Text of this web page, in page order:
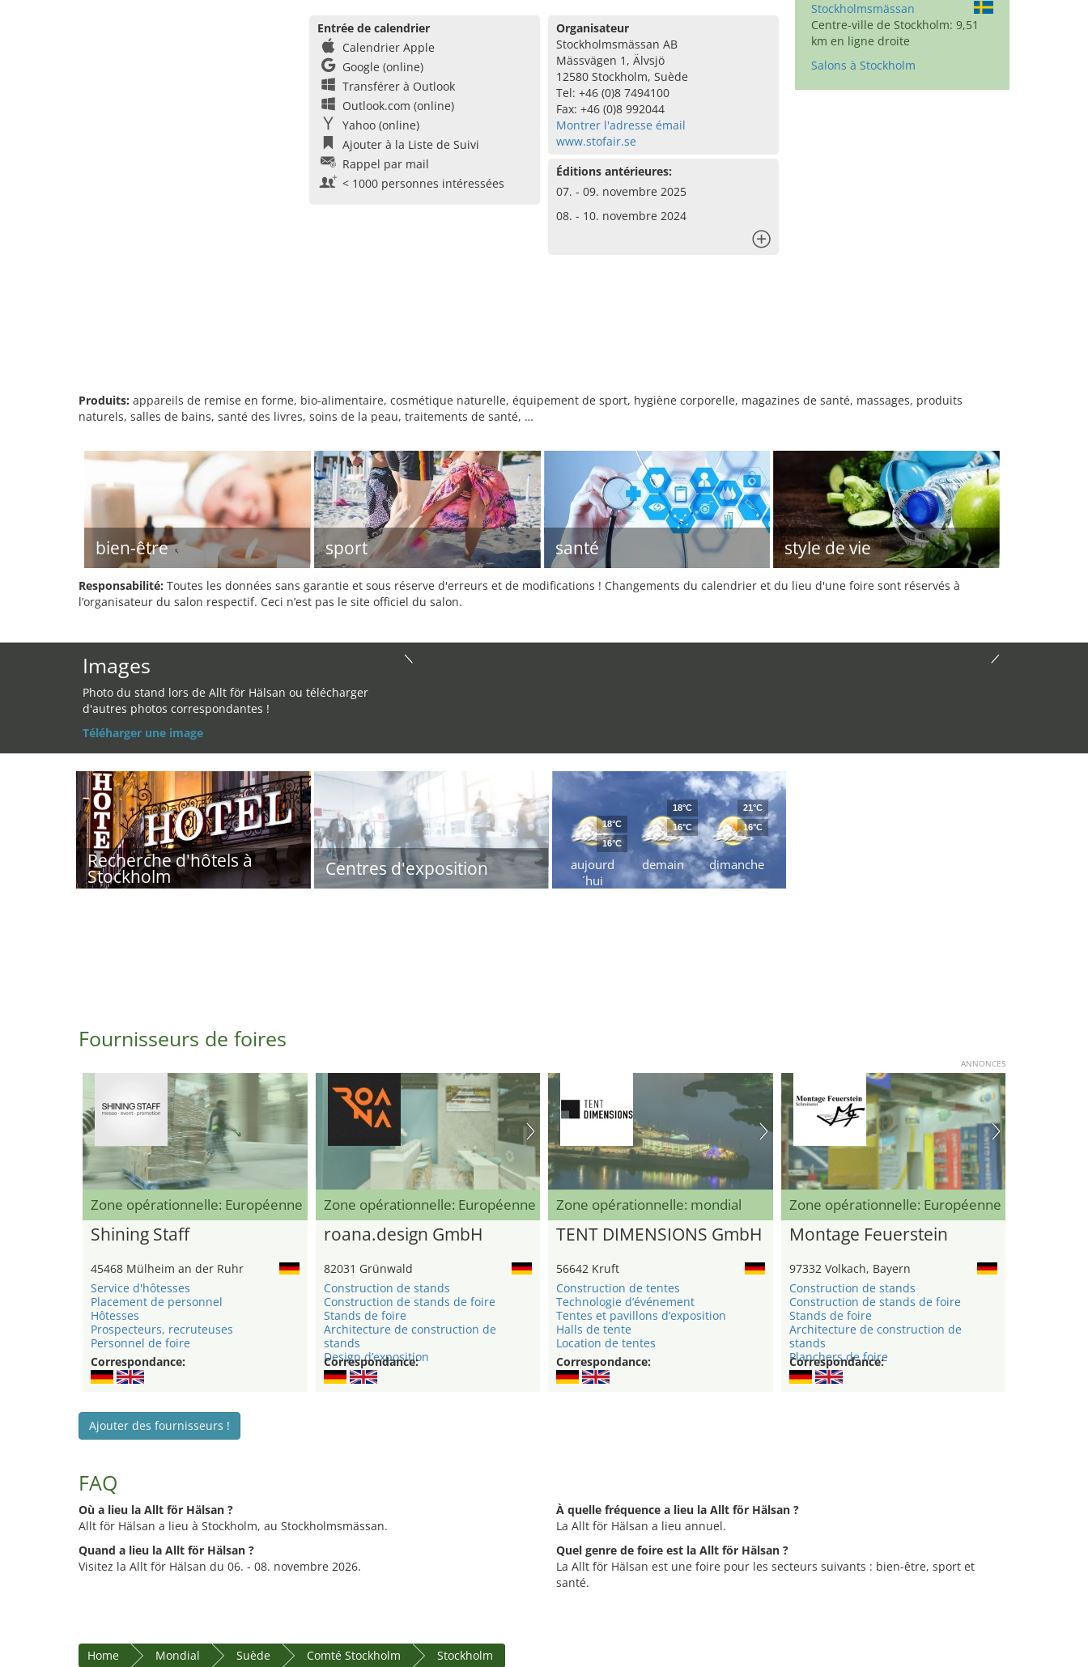
Entrée de calendrier
Calendrier Apple
Google (online)
Transférer à Outlook
Outlook.com (online)
Yahoo (online)
Ajouter à la Liste de Suivi
Rappel par mail
< 1000 personnes intéressées
Organisateur
Stockholmsmässan AB
Mässvägen 1, Älvsjö
12580 Stockholm, Suède
Tel: +46 (0)8 7494100
Fax: +46 (0)8 992044
Montrer l'adresse émail
www.stofair.se
Éditions antérieures:
07. - 09. novembre 2025
08. - 10. novembre 2024
Stockholmsmässan
Centre-ville de Stockholm: 9,51
km en ligne droite
Salons à Stockholm
Produits: appareils de remise en forme, bio-alimentaire, cosmétique naturelle, équipement de sport, hygiène corporelle, magazines de santé, massages, produits
naturels, salles de bains, santé des livres, soins de la peau, traitements de santé, …
bien-être sport santé style de vie
Responsabilité: Toutes les données sans garantie et sous réserve d'erreurs et de modifications ! Changements du calendrier et du lieu d'une foire sont réservés à
l’organisateur du salon respectif. Ceci n’est pas le site officiel du salon.
Images
Photo du stand lors de Allt för Hälsan ou télécharger
d'autres photos correspondantes !
Téléharger une image
Recherche d'hôtels à
Stockholm Centres d'exposition
aujourd
´hui
18°C
16°C
demain
18°C
16°C
dimanche
21°C
16°C
Fournisseurs de foires
ANNONCES
Zone opérationnelle: Européenne
Shining Staff
45468 Mülheim an der Ruhr
Service d'hôtesses
Placement de personnel
Hôtesses
Prospecteurs, recruteuses
Personnel de foire
Correspondance:
Zone opérationnelle: Européenne
roana.design GmbH
82031 Grünwald
Construction de stands
Construction de stands de foire
Stands de foire
Architecture de construction de
stands
Design d’exposition
Correspondance:
Zone opérationnelle: mondial
TENT DIMENSIONS GmbH
56642 Kruft
Construction de tentes
Technologie d’événement
Tentes et pavillons d’exposition
Halls de tente
Location de tentes
Correspondance:
Zone opérationnelle: Européenne
Montage Feuerstein
97332 Volkach, Bayern
Construction de stands
Construction de stands de foire
Stands de foire
Architecture de construction de
stands
Planchers de foire
Correspondance:
Ajouter des fournisseurs !
FAQ
Où a lieu la Allt för Hälsan ?
Allt för Hälsan a lieu à Stockholm, au Stockholmsmässan.
Quand a lieu la Allt för Hälsan ?
Visitez la Allt för Hälsan du 06. - 08. novembre 2026.
À quelle fréquence a lieu la Allt för Hälsan ?
La Allt för Hälsan a lieu annuel.
Quel genre de foire est la Allt för Hälsan ?
La Allt för Hälsan est une foire pour les secteurs suivants : bien-être, sport et
santé.
Home Mondial Suède Comté Stockholm Stockholm